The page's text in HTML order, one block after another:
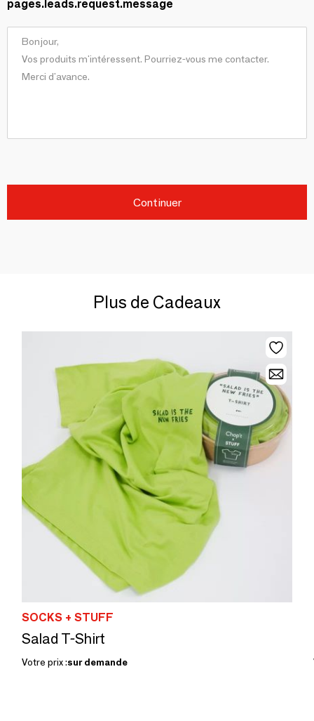
pages.leads.request.message
Continuer
Plus de Cadeaux
SOCKS + STUFF
Salad T-Shirt
Votre prix :sur demande